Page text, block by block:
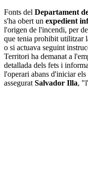
Fonts del Departament
s'ha obert un expedient
l'origen de l'incendi, per
que tenia prohibit utilitzar
o si actuava seguint
Territori ha demanat a
detallada dels fets i
l'operari abans d'iniciar
assegurat Salvador Illa,